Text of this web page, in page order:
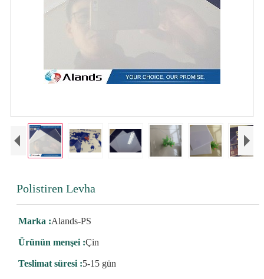
Polistiren Levha
Marka :Alands-PS
Ürünün menşei :Çin
Teslimat süresi :5-15 gün